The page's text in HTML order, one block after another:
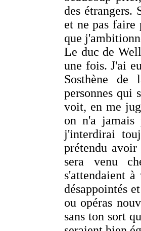
des étrangers.
et ne pas
que
Le duc de
une fois. J'ai
Sosthène de
personnes qui
voit, en me
on n'a jamais
j'interdirai
prétendu avoir
sera venu
s'attendaient
désappointés
ou opéras
sans ton sort